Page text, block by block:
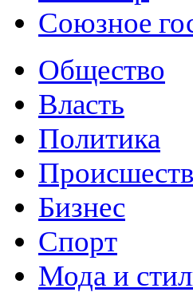
Союзное
Общество
Власть
Политика
Бизнес
Спорт
Мода и